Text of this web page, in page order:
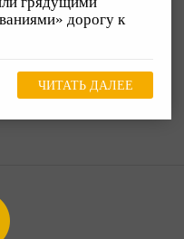
дорогу к
ЧИТАТЬ ДАЛЕЕ